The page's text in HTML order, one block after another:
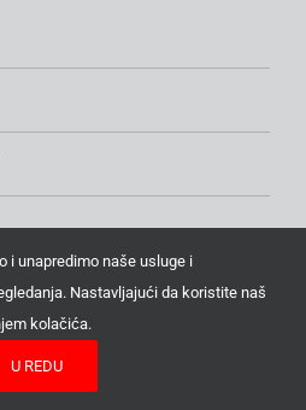
i unapredimo naše usluge i
Nastavljajući da koristite naš
kolačića.
U REDU